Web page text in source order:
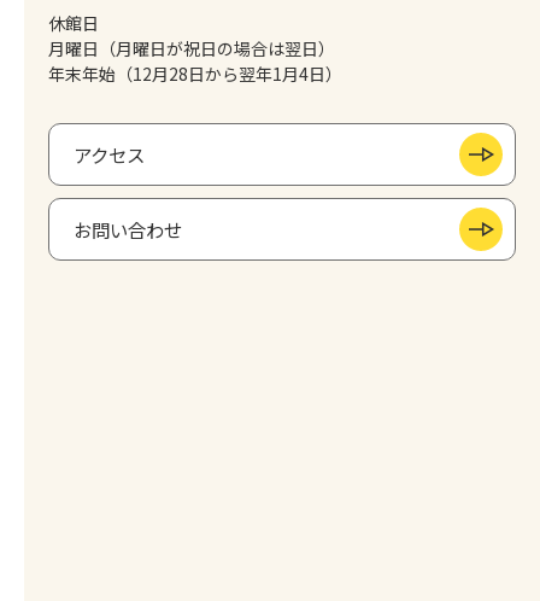
休館日
月曜日（月曜日が祝日の場合は翌日）
年末年始（12月28日から翌年1月4日）
アクセス
お問い合わせ